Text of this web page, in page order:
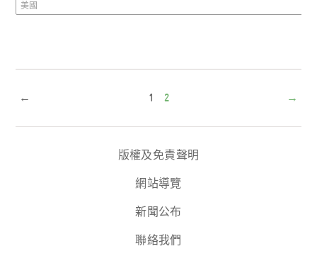
美國
← 1 2 →
版權及免責聲明
網站導覽
新聞公布
聯絡我們